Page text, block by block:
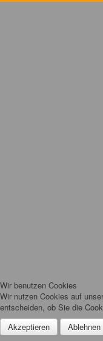
Wir benutzen Cookies
Wir nutzen Cookies auf
entscheiden, ob Sie die
Akzeptieren
Ablehnen